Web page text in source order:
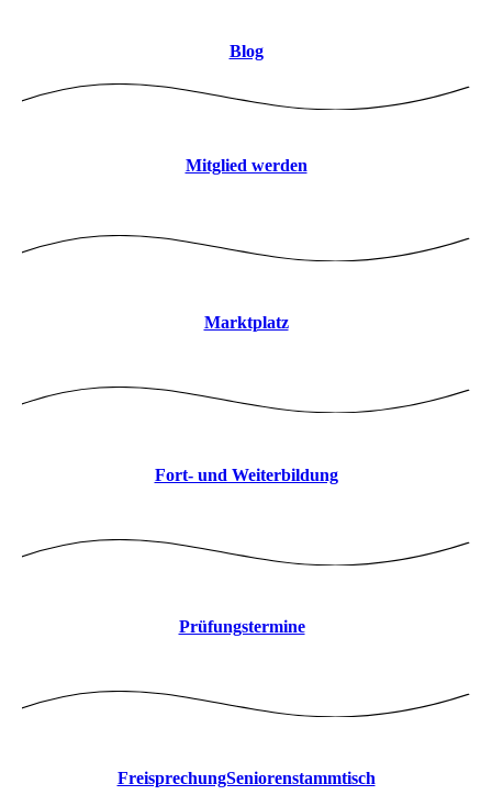
Blog
Mitglied werden
Marktplatz
Fort- und Weiterbildung
Prüfungstermine
FreisprechungSeniorenstammtisch